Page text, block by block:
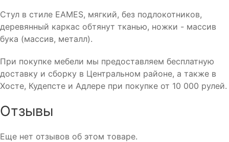
Стул в стиле EAMES, мягкий, без подлокотников,
деревянный каркас обтянут тканью, ножки - массив
бука (массив, металл).
При покупке мебели мы предоставляем бесплатную
доставку и сборку в Центральном районе, а также в
Хосте, Кудепсте и Адлере при покупке от 10 000 рулей.
Отзывы
Еще нет отзывов об этом товаре.